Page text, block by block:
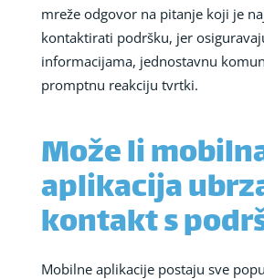
mreže odgovor na pitanje koji je
kontaktirati podršku, jer
informacijama, jednostavnu
promptnu reakciju tvrtki.
Može li
aplikacija
kontakt s
Mobilne aplikacije postaju sve